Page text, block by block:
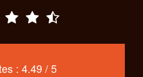
: 4.49 / 5